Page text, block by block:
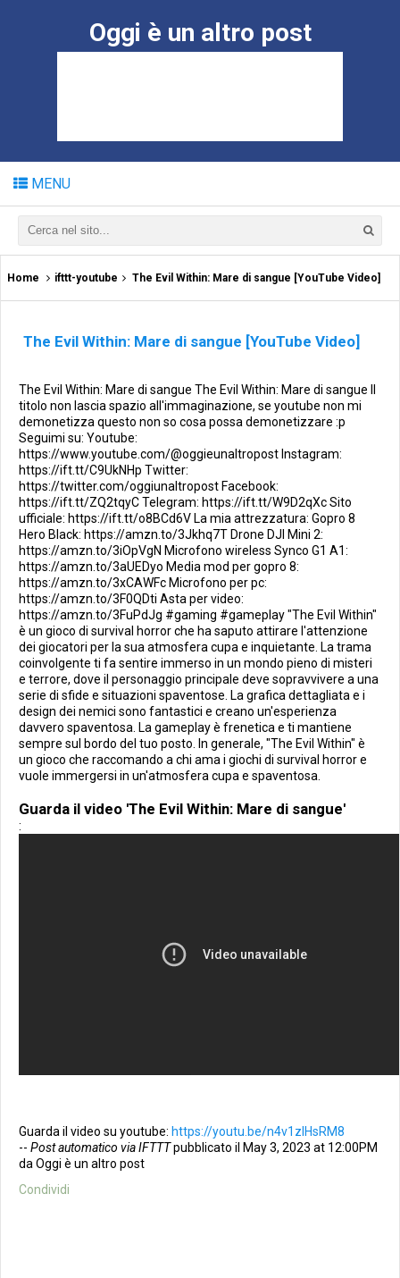
Oggi è un altro post
MENU
Home ifttt-youtube The Evil Within: Mare di sangue [YouTube Video]
The Evil Within: Mare di sangue [YouTube Video]
The Evil Within: Mare di sangue The Evil Within: Mare di sangue Il
titolo non lascia spazio all'immaginazione, se youtube non mi
demonetizza questo non so cosa possa demonetizzare :p
Seguimi su: Youtube:
https://www.youtube.com/@oggieunaltropost Instagram:
https://ift.tt/C9UkNHp Twitter:
https://twitter.com/oggiunaltropost Facebook:
https://ift.tt/ZQ2tqyC Telegram: https://ift.tt/W9D2qXc Sito
ufficiale: https://ift.tt/o8BCd6V La mia attrezzatura: Gopro 8
Hero Black: https://amzn.to/3Jkhq7T Drone DJI Mini 2:
https://amzn.to/3iOpVgN Microfono wireless Synco G1 A1:
https://amzn.to/3aUEDyo Media mod per gopro 8:
https://amzn.to/3xCAWFc Microfono per pc:
https://amzn.to/3F0QDti Asta per video:
https://amzn.to/3FuPdJg #gaming #gameplay "The Evil Within"
è un gioco di survival horror che ha saputo attirare l'attenzione
dei giocatori per la sua atmosfera cupa e inquietante. La trama
coinvolgente ti fa sentire immerso in un mondo pieno di misteri
e terrore, dove il personaggio principale deve sopravvivere a una
serie di sfide e situazioni spaventose. La grafica dettagliata e i
design dei nemici sono fantastici e creano un'esperienza
davvero spaventosa. La gameplay è frenetica e ti mantiene
sempre sul bordo del tuo posto. In generale, "The Evil Within" è
un gioco che raccomando a chi ama i giochi di survival horror e
vuole immergersi in un'atmosfera cupa e spaventosa.
Guarda il video 'The Evil Within: Mare di sangue'
:
Guarda il video su youtube: https://youtu.be/n4v1zIHsRM8
-- Post automatico via IFTTTpubblicato il May 3, 2023 at 12:00PM
da Oggi è un altro post
Condividi